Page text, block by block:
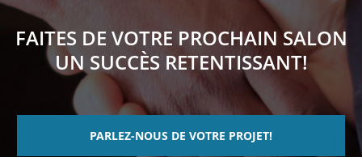
FAITES DE VOTRE PROCHAIN SALON
UN SUCCÈS RETENTISSANT!
PARLEZ-NOUS DE VOTRE PROJET!